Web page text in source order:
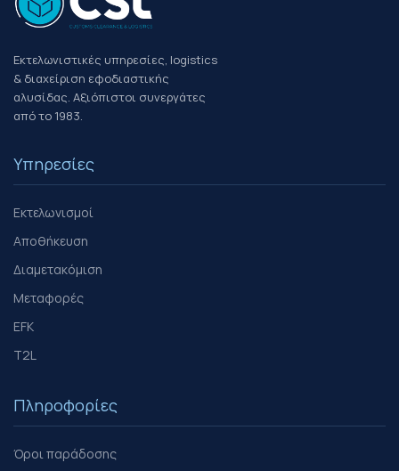
Εκτελωνιστικές υπηρεσίες, logistics
& διαχείριση εφοδιαστικής
αλυσίδας. Αξιόπιστοι συνεργάτες
από το 1983.
Υπηρεσίες
Εκτελωνισμοί
Αποθήκευση
Διαμετακόμιση
Μεταφορές
EFK
T2L
Πληροφορίες
Όροι παράδοσης